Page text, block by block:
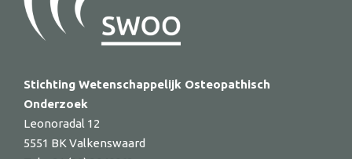
Stichting Wetenschappelijk Osteopathisch
Onderzoek
Leonoradal 12
5551 BK Valkenswaard